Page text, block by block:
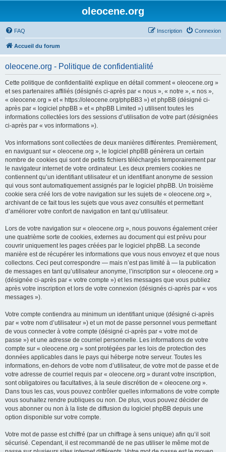
oleocene.org
FAQ Connexion
Inscription
Accueil du forum
oleocene.org - Politique de confidentialité
Cette politique de confidentialité explique en détail comment « oleocene.org »
et ses partenaires affiliés (désignés ci-après par « nous », « notre », « nos »,
« oleocene.org » et « https://oleocene.org/phpBB3 ») et phpBB (désigné ci-
après par « logiciel phpBB » et « phpBB Limited ») utilisent toutes les
informations collectées lors des sessions d’utilisation de votre part (désignées
ci-après par « vos informations »).
Vos informations sont collectées de deux manières différentes. Premièrement,
en naviguant sur « oleocene.org », le logiciel phpBB génèrera un certain
nombre de cookies qui sont de petits fichiers téléchargés temporairement par
le navigateur internet de votre ordinateur. Les deux premiers cookies ne
contiennent qu’un identifiant utilisateur et un identifiant anonyme de session
qui vous sont automatiquement assignés par le logiciel phpBB. Un troisième
cookie sera créé lors de votre navigation sur les sujets de « oleocene.org »,
archivant de ce fait tous les sujets que vous avez consultés et permettant
d’améliorer votre confort de navigation en tant qu’utilisateur.
Lors de votre navigation sur « oleocene.org », nous pouvons également créer
une quatrième sorte de cookies, externes au document qui est prévu pour
couvrir uniquement les pages créées par le logiciel phpBB. La seconde
manière est de récupérer les informations que vous nous envoyez et que nous
collectons. Ceci peut correspondre — mais n’est pas limité à — la publication
de messages en tant qu’utilisateur anonyme, l’inscription sur « oleocene.org »
(désignée ci-après par « votre compte ») et les messages que vous publiez
après votre inscription et lors de votre connexion (désignés ci-après par « vos
messages »).
Votre compte contiendra au minimum un identifiant unique (désigné ci-après
par « votre nom d’utilisateur ») et un mot de passe personnel vous permettant
de vous connecter à votre compte (désigné ci-après par « votre mot de
passe ») et une adresse de courriel personnelle. Les informations de votre
compte sur « oleocene.org » sont protégées par les lois de protection des
données applicables dans le pays qui héberge notre serveur. Toutes les
informations, en-dehors de votre nom d’utilisateur, de votre mot de passe et de
votre adresse de courriel requis par « oleocene.org » durant votre inscription,
sont obligatoires ou facultatives, à la seule discrétion de « oleocene.org ».
Dans tous les cas, vous pouvez contrôler quelles informations de votre compte
vous souhaitez rendre publiques ou non. De plus, vous pouvez décider de
vous abonner ou non à la liste de diffusion du logiciel phpBB depuis une
option disponible sur votre compte.
Votre mot de passe est chiffré (par un chiffrage à sens unique) afin qu’il soit
sécurisé. Cependant, il est recommandé de ne pas utiliser le même mot de